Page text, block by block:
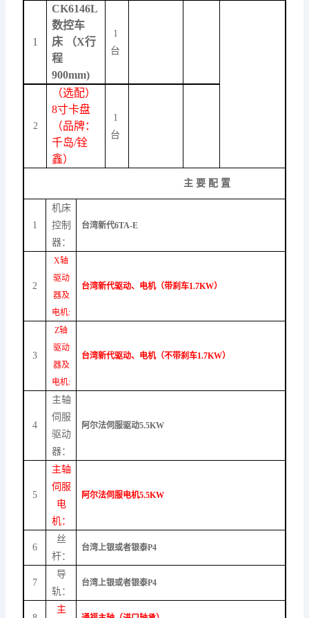
1
CK6146L
数控车
床
（X行
程
900mm)
1
台
2
（选配）
8寸卡盘
（品牌：
千岛/铨
鑫）
1
台
主 要 配 置
1
机床
控制
器：
台湾新代6TA-E
2
X轴
驱动
器及
电机:
台湾新代驱动、电机（带刹车1.7KW）
3
Z轴
驱动
器及
电机:
台湾新代驱动、电机（不带刹车1.7KW）
4
主轴
伺服
驱动
器：
阿尔法伺服驱动5.5KW
5
主轴
伺服
电
机：
阿尔法伺服电机5.5KW
6
丝
杆：
台湾上银或者银泰P4
7
导
轨：
台湾上银或者银泰P4
主